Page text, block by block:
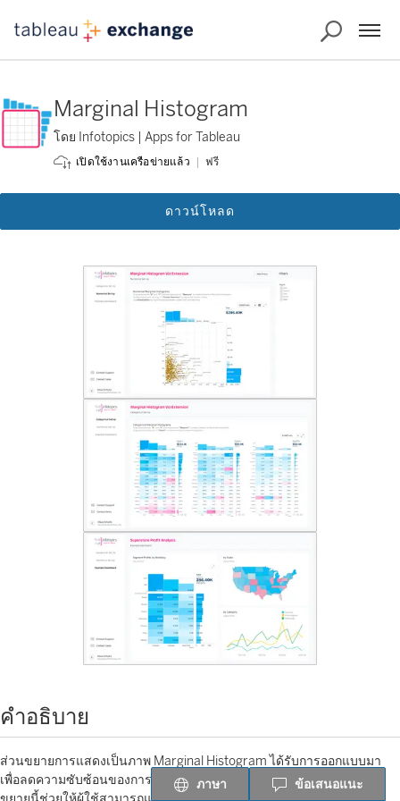
Marginal Histogram
โดย Infotopics | Apps for Tableau
เปิดใช้งานเครือข่ายแล้ว ฟรี
ดาวน์โหลด
คำอธิบาย
ส่วนขยายการแสดงเป็นภาพ Marginal Histogram ได้รับการออกแบบมา
เพื่อลดความซับซ้อนของการวิเคราะห์ข้อมูลเชิงสำรวจใน Tableau ส่วน
ภาษา ข้อเสนอแนะ